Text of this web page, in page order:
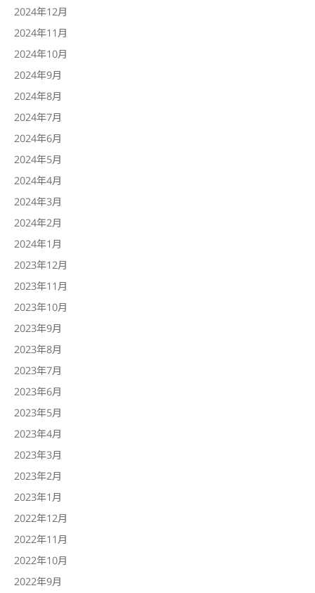
2024年12月
2024年11月
2024年10月
2024年9月
2024年8月
2024年7月
2024年6月
2024年5月
2024年4月
2024年3月
2024年2月
2024年1月
2023年12月
2023年11月
2023年10月
2023年9月
2023年8月
2023年7月
2023年6月
2023年5月
2023年4月
2023年3月
2023年2月
2023年1月
2022年12月
2022年11月
2022年10月
2022年9月